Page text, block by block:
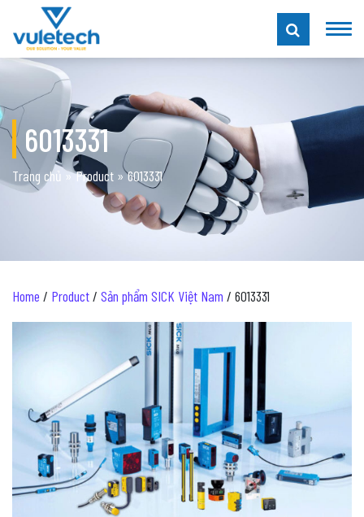
6013331
Trang chủ »Product »6013331
Home / Product/ Sản phẩm SICK Việt Nam / 6013331